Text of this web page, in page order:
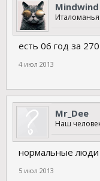
Mindwind
есть 06 год за
4 июл 2013
Mr_Dee
Наш
нормальные люди
5 июл 2013